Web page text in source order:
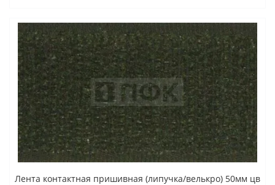
Лента контактная пришивная (липучка/велькро) 50мм цв